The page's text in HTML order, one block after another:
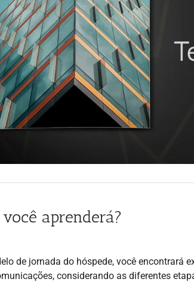
aprenderá?
de jornada do hóspede, você encontrará
considerando as diferentes